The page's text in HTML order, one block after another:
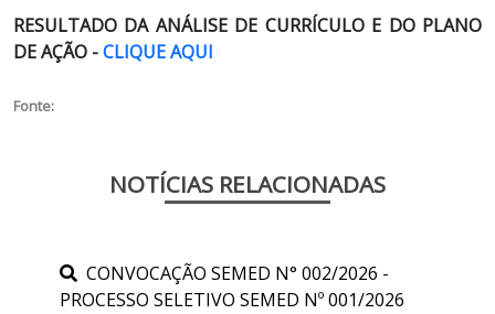
RESULTADO DA ANÁLISE DE CURRÍCULO E DO PLANO
DE AÇÃO -CLIQUE AQUI
Fonte:
NOTÍCIAS RELACIONADAS
CONVOCAÇÃO SEMED N° 002/2026 -
PROCESSO SELETIVO SEMED Nº 001/2026